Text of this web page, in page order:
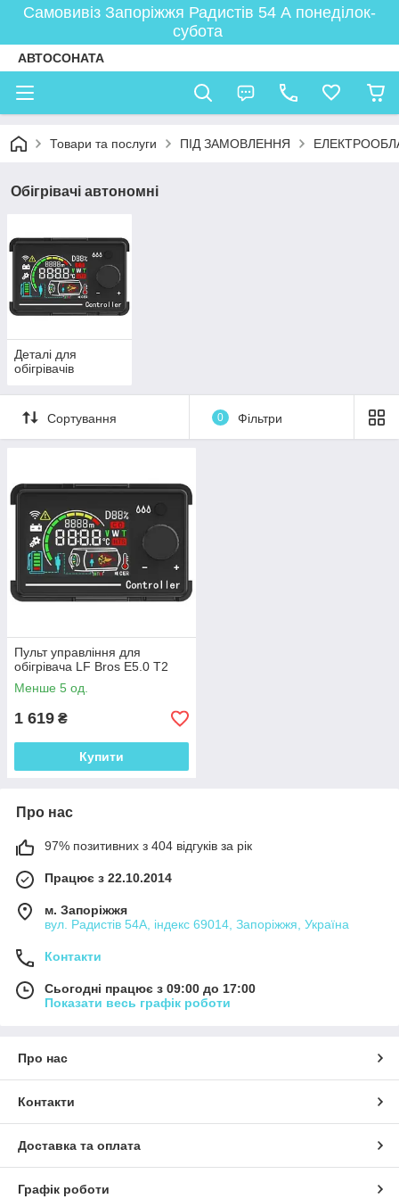
Самовивіз Запоріжжя Радистів 54 А понеділок-
субота
АВТОСОНАТА
Товари та послуги ПІД ЗАМОВЛЕННЯ
Обігрівачі автономні
Деталі для
обігрівачів
Сортування 0 Фільтри
Пульт управління для
обігрівача LF Bros E5.0 T2
Менше 5 од.
1 619 ₴
Купити
Про нас
97% позитивних з 404 відгуків за рік
Працює з 22.10.2014
м. Запоріжжя
вул. Радистів 54А, індекс 69014, Запоріжжя, Україна
Контакти
Сьогодні працює з 09:00 до 17:00
Показати весь графік роботи
Про нас
Контакти
Доставка та оплата
Графік роботи